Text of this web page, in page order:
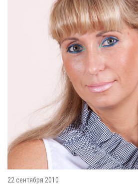
22 сентября 2010